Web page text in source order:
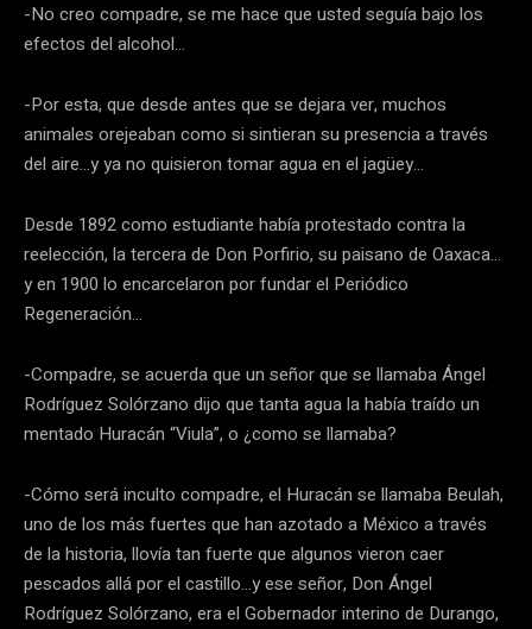
-No creo compadre, se me hace que usted seguía bajo los
efectos del alcohol…
-Por esta, que desde antes que se dejara ver, muchos
animales orejeaban como si sintieran su presencia a través
del aire…y ya no quisieron tomar agua en el jagüey…
Desde 1892 como estudiante había protestado contra la
reelección, la tercera de Don Porfirio, su paisano de Oaxaca…
y en 1900 lo encarcelaron por fundar el Periódico
Regeneración…
-Compadre, se acuerda que un señor que se llamaba Ángel
Rodríguez Solórzano dijo que tanta agua la había traído un
mentado Huracán “Viula”, o ¿como se llamaba?
-Cómo será inculto compadre, el Huracán se llamaba Beulah,
uno de los más fuertes que han azotado a México a través
de la historia, llovía tan fuerte que algunos vieron caer
pescados allá por el castillo…y ese señor, Don Ángel
Rodríguez Solórzano, era el Gobernador interino de Durango,